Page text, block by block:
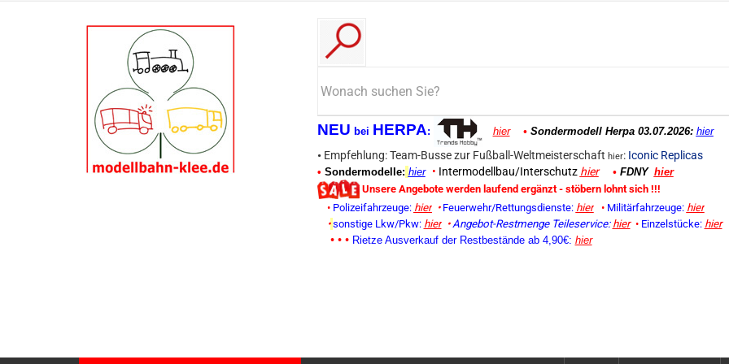
NEU bei HERPA: hier • Sondermodell Herpa 03.07.2026: hier
• Empfehlung: Team-Busse zur Fußball-Weltmeisterschaft hier: Iconic Replicas
• Sondermodelle: hier • Intermodellbau/Interschutz hier • FDNY hier
Unsere Angebote werden laufend ergänzt - stöbern lohnt sich !!!
•Polizeifahrzeuge: hier • Feuerwehr/Rettungsdienste: hier • Militärfahrzeuge: hier
• sonstige Lkw/Pkw: hier • Angebot-Restmenge Teileservice: hier • Einzelstücke: hier
• • • Rietze Ausverkauf der Restbestände ab 4,90€: hier